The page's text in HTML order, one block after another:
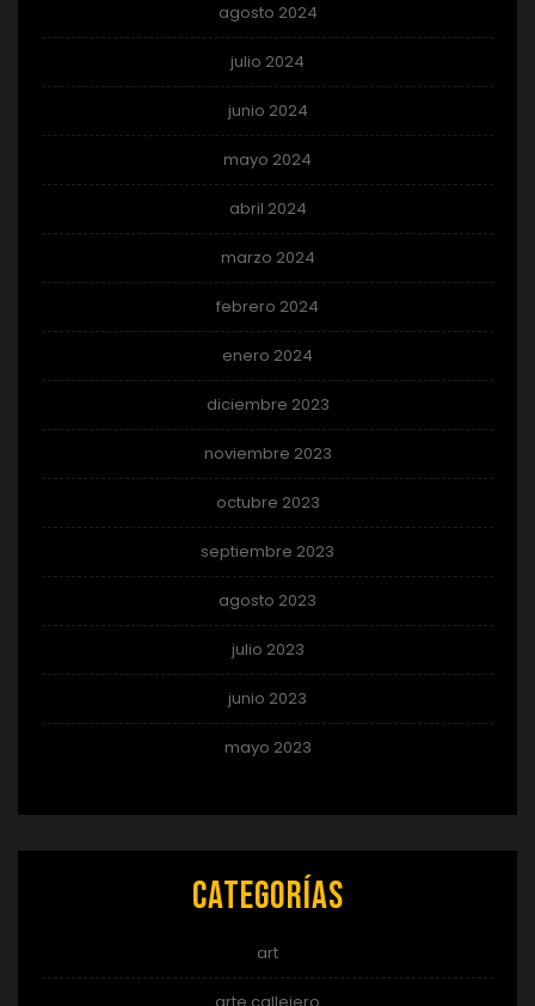
agosto 2024
julio 2024
junio 2024
mayo 2024
abril 2024
marzo 2024
febrero 2024
enero 2024
diciembre 2023
noviembre 2023
octubre 2023
septiembre 2023
agosto 2023
julio 2023
junio 2023
mayo 2023
Categorías
art